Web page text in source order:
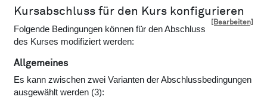
Kursabschluss für den Kurs konfigurieren
[Bearbeiten]
Folgende Bedingungen können für den Abschluss
des Kurses modifiziert werden:
Allgemeines
Es kann zwischen zwei Varianten der Abschlussbedingungen
ausgewählt werden (3):